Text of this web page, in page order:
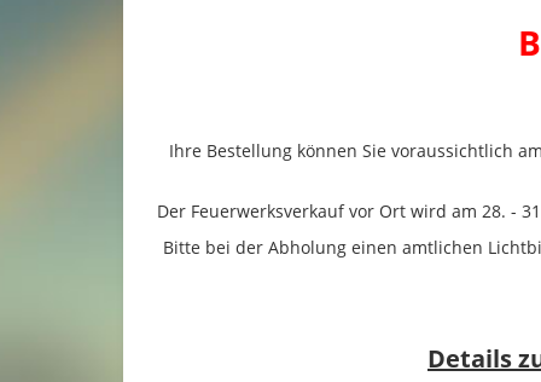
Ihre Bestellung können Sie voraussichtlich
Der Feuerwerksverkauf vor Ort wird am 28. -
Bitte bei der Abholung einen amtlichen
Details